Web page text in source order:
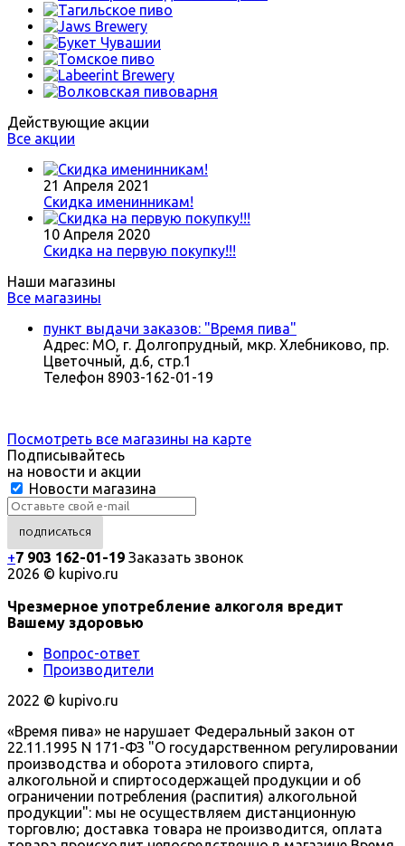
Действующие акции
Все акции
21 Апреля 2021
Скидка именинникам!
10 Апреля 2020
Скидка на первую покупку!!!
Наши магазины
Все магазины
пункт выдачи заказов: "Время пива"
Адрес: МО, г. Долгопрудный, мкр. Хлебниково, пр.
Цветочный, д.6, стр.1
Телефон 8903-162-01-19
Посмотреть все магазины на карте
Подписывайтесь
на новости и акции
Новости магазина
+7 903 162-01-19 Заказать звонок
2026 © kupivo.ru
Чрезмерное употребление алкоголя вредит
Вашему здоровью
Вопрос-ответ
Производители
2022 ©️ kupivo.ru
«Время пива» не нарушает Федеральный закон от
22.11.1995 N 171-ФЗ "О государственном регулировании
производства и оборота этилового спирта,
алкогольной и спиртосодержащей продукции и об
ограничении потребления (распития) алкогольной
продукции": мы не осуществляем дистанционную
торговлю; доставка товара не производится, оплата